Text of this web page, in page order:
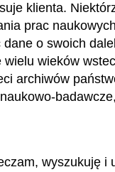
klienta.
prac
o swoich
wieków
archiwów
wyszukuję i